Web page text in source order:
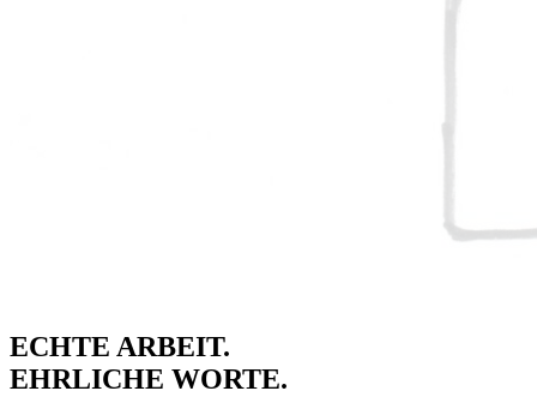
ECHTE ARBEIT.
EHRLICHE WORTE.